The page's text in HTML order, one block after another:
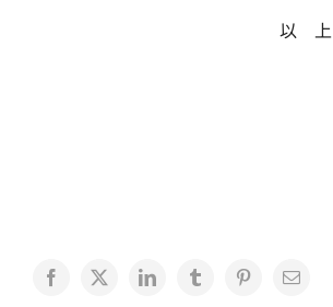
以 上
Facebook
X LinkedInTumblrPinterest
電